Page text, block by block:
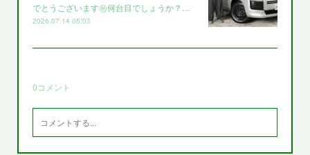
でとうございます㊗️何台目でしょうか？…
2026.07.14 05:03
0コメント